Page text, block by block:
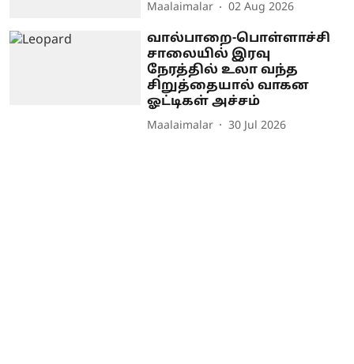
Maalaimalar 02 Aug 2026
வால்பாறை-பொள்ளாச்சி
சாலையில் இரவு
நேரத்தில் உலா வந்த
சிறுத்தையால் வாகன
ஓட்டிகள் அச்சம்
Maalaimalar 30 Jul 2026